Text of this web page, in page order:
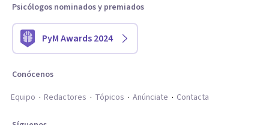
Psicólogos nominados y premiados
PyM Awards 2024
Conócenos
Equipo
Redactores Tópicos Anúnciate Contacta